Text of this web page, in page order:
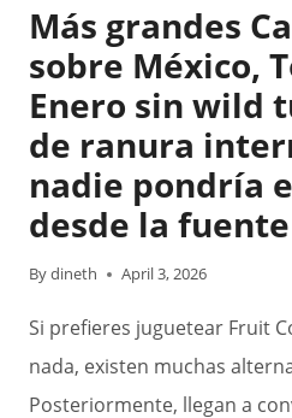
DEAD
OR
ALIVE
2
DEPOSIT
MACHINE
ENJOYMENT
Más grandes
sobre México,
Enero sin wild
de ranura
nadie pondrí­a
desde la fuente
Bydineth April 3, 2026
Si prefieres juguetear Fruit
nada, existen muchas
Posteriormente, llegan a